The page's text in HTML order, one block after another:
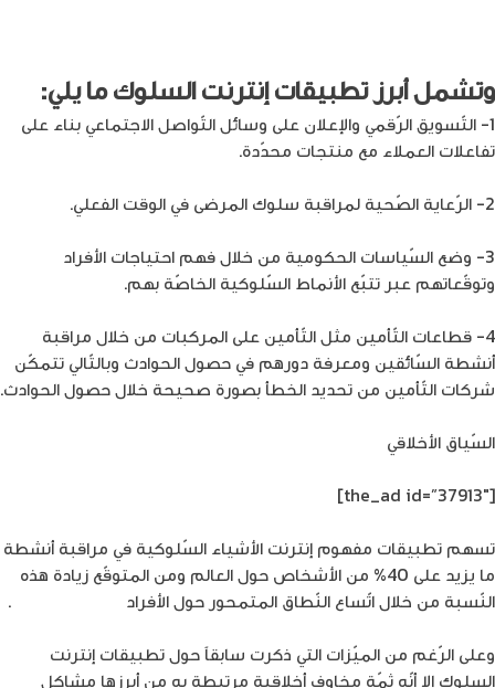
وتشمل أبرز تطبيقات إنترنت السلوك ما يلي:
1- التّسويق الرّقمي والإعلان على وسائل التّواصل الاجتماعي بناء على
تفاعلات العملاء مع منتجات محدّدة.
2- الرّعاية الصّحية لمراقبة سلوك المرضى في الوقت الفعلي.
3- وضع السّياسات الحكومية من خلال فهم احتياجات الأفراد
وتوقّعاتهم عبر تتبّع الأنماط السّلوكية الخاصّة بهم.
4- قطاعات التّأمين مثل التّأمين على المركبات من خلال مراقبة
أنشطة السّائقين ومعرفة دورهم في حصول الحوادث وبالتّالي تتمكّن
شركات التّأمين من تحديد الخطأ بصورة صحيحة خلال حصول الحوادث.
السّياق الأخلاقي
[the_ad id=”37913″]
تسهم تطبيقات مفهوم إنترنت الأشياء السّلوكية في مراقبة أنشطة
ما يزيد على 40% من الأشخاص حول العالم ومن المتوقّع زيادة هذه
النّسبة من خلال اتّساع النّطاق المتمحور حول الأفراد
.
وعلى الرّغم من الميّزات التي ذكرت سابقاً حول تطبيقات إنترنت
السلوك إلا أنّه ثمّة مخاوف أخلاقية مرتبطة به من أبرزها مشاكل